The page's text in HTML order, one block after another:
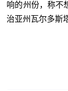
响的州份，称不
治亚州瓦尔多斯